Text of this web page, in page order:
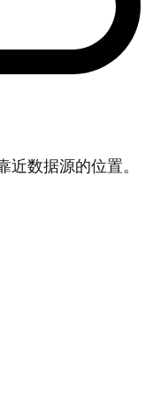
数据源的位置。